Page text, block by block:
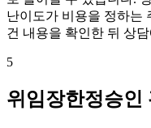
난이도가 비용을 정하는
건 내용을 확인한 뒤 상
5
위임장한정승인